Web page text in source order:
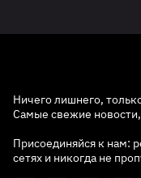
Ничего лишнего,
Самые свежие
Присоединяйся к нам:
сетях и никогда не